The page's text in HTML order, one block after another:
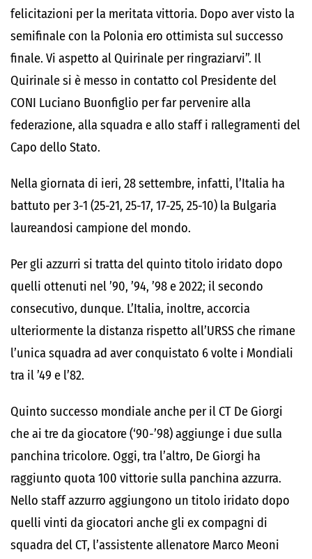
felicitazioni per la meritata vittoria. Dopo aver visto la
semifinale con la Polonia ero ottimista sul successo
finale. Vi aspetto al Quirinale per ringraziarvi”. Il
Quirinale si è messo in contatto col Presidente del
CONI Luciano Buonfiglio per far pervenire alla
federazione, alla squadra e allo staff i rallegramenti del
Capo dello Stato.
Nella giornata di ieri, 28 settembre, infatti, l’Italia ha
battuto per 3-1 (25-21, 25-17, 17-25, 25-10) la Bulgaria
laureandosi campione del mondo.
Per gli azzurri si tratta del quinto titolo iridato dopo
quelli ottenuti nel ’90, ’94, ’98 e 2022; il secondo
consecutivo, dunque. L’Italia, inoltre, accorcia
ulteriormente la distanza rispetto all’URSS che rimane
l’unica squadra ad aver conquistato 6 volte i Mondiali
tra il ’49 e l’82.
Quinto successo mondiale anche per il CT De Giorgi
che ai tre da giocatore (‘90-’98) aggiunge i due sulla
panchina tricolore. Oggi, tra l’altro, De Giorgi ha
raggiunto quota 100 vittorie sulla panchina azzurra.
Nello staff azzurro aggiungono un titolo iridato dopo
quelli vinti da giocatori anche gli ex compagni di
squadra del CT, l’assistente allenatore Marco Meoni